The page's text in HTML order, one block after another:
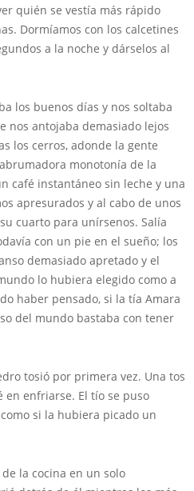
quién se vestía más rápido
Dormíamos con los calcetines
a la noche y dárselos al
los buenos días y nos soltaba
nos antojaba demasiado lejos
los cerros, adonde la gente
monotonía de la
café instantáneo sin leche y una
apresurados y al cabo de unos
cuarto para unírsenos. Salía
con un pie en el sueño; los
demasiado apretado y el
lo hubiera elegido como a
haber pensado, si la tía Amara
del mundo bastaba con tener
tosió por primera vez. Una tos
en enfriarse. El tío se puso
si la hubiera picado un
la cocina en un solo